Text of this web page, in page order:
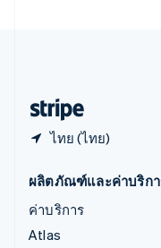
ไทย (ไทย)
ผลิตภัณฑ์และค่าบริก
ค่าบริการ
Atlas